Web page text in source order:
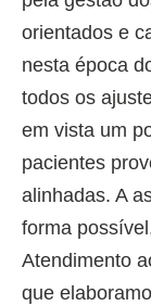
orientados e
nesta época
todos os
em vista um
pacientes
alinhadas. A
forma
Atendimento
que